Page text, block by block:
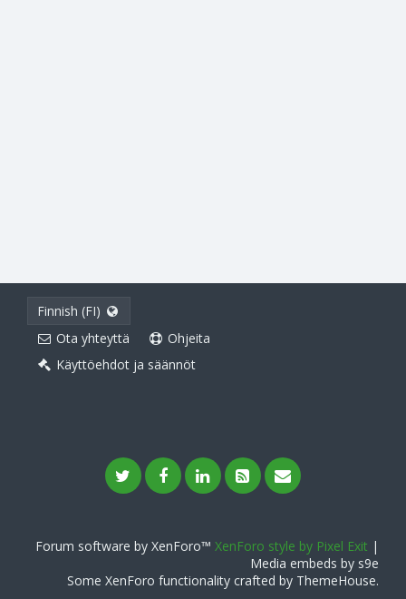
Finnish (FI)
Ota yhteyttä
Ohjeita
Käyttöehdot ja säännöt
Forum software by XenForo™ XenForo style by Pixel Exit |
Media embeds by s9e
Some XenForo functionality crafted by ThemeHouse.